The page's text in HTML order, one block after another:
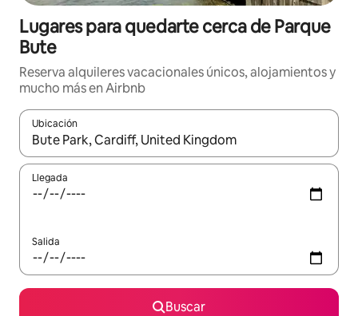
Lugares para quedarte cerca de Parque
Bute
Reserva alquileres vacacionales únicos, alojamientos y
mucho más en Airbnb
Ubicación
Cuando los resultados estén disponibles, navega con las
Llegada
Salida
Buscar